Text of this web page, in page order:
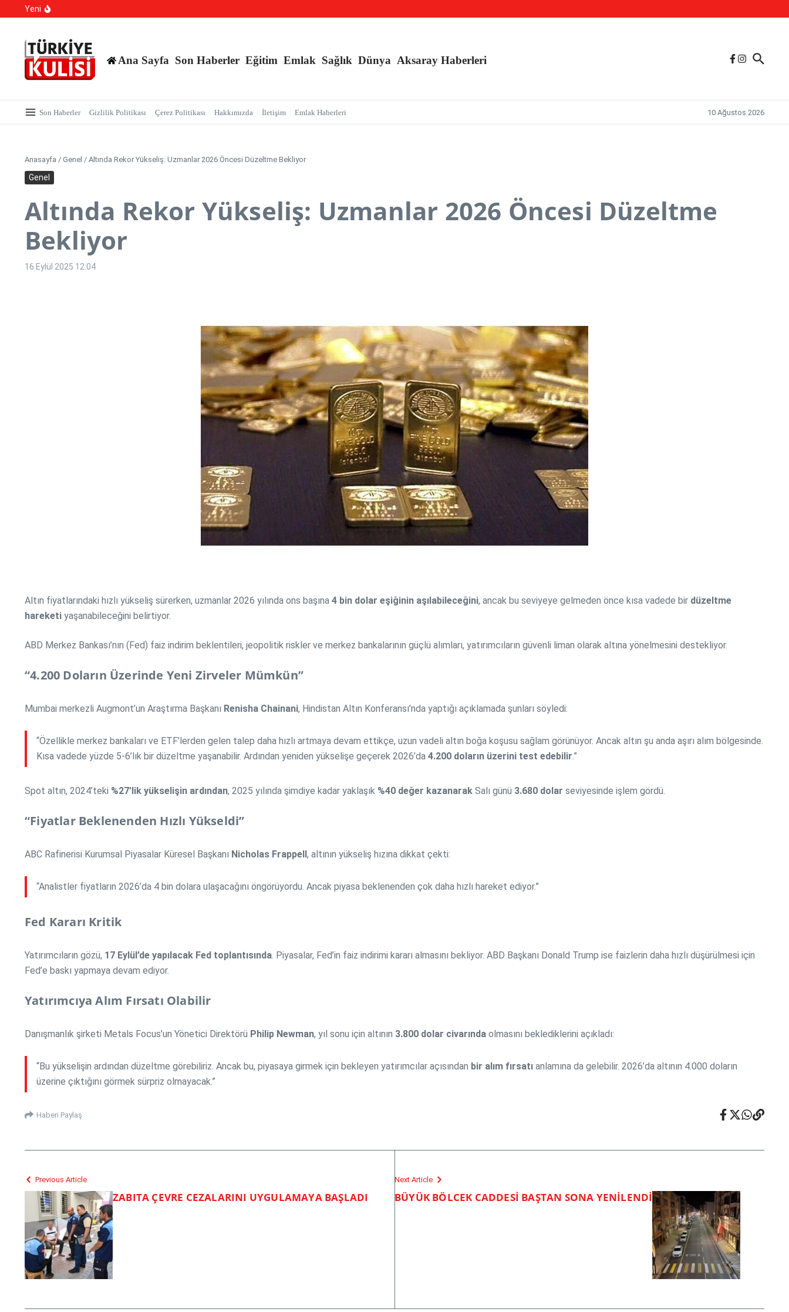
İçeriğe atla
Yeni
Yasa Dışı Bahis suçlarına yönelik yürütülen çalışmalar kapsamında, MASAK verileri üzerinde yapılan inceleme H.E isimli şahıs tutuklandı.
Ana Sayfa Son Haberler Eğitim Emlak Sağlık Dünya Aksaray Haberleri
Son Haberler Gizlilik Politikası Çerez Politikası Hakkımızda İletişim Emlak Haberleri 10 Ağustos 2026
Anasayfa / Genel / Altında Rekor Yükseliş: Uzmanlar 2026 Öncesi Düzeltme Bekliyor
Genel
Altında Rekor Yükseliş: Uzmanlar 2026 Öncesi Düzeltme
Bekliyor
16 Eylül 2025 12:04
Altın fiyatlarındaki hızlı yükseliş sürerken, uzmanlar 2026 yılında ons başına 4 bin dolar eşiğinin aşılabileceğini, ancak bu seviyeye gelmeden önce kısa vadede bir düzeltme
hareketi yaşanabileceğini belirtiyor.
ABD Merkez Bankası’nın (Fed) faiz indirim beklentileri, jeopolitik riskler ve merkez bankalarının güçlü alımları, yatırımcıların güvenli liman olarak altına yönelmesini destekliyor.
“4.200 Doların Üzerinde Yeni Zirveler Mümkün”
Mumbai merkezli Augmont’un Araştırma Başkanı Renisha Chainani, Hindistan Altın Konferansı’nda yaptığı açıklamada şunları söyledi:
“Özellikle merkez bankaları ve ETF’lerden gelen talep daha hızlı artmaya devam ettikçe, uzun vadeli altın boğa koşusu sağlam görünüyor. Ancak altın şu anda aşırı alım bölgesinde.
Kısa vadede yüzde 5-6’lık bir düzeltme yaşanabilir. Ardından yeniden yükselişe geçerek 2026’da 4.200 doların üzerini test edebilir.”
Spot altın, 2024’teki %27’lik yükselişin ardından, 2025 yılında şimdiye kadar yaklaşık %40 değer kazanarak Salı günü 3.680 dolar seviyesinde işlem gördü.
“Fiyatlar Beklenenden Hızlı Yükseldi”
ABC Rafinerisi Kurumsal Piyasalar Küresel Başkanı Nicholas Frappell, altının yükseliş hızına dikkat çekti:
“Analistler fiyatların 2026’da 4 bin dolara ulaşacağını öngörüyordu. Ancak piyasa beklenenden çok daha hızlı hareket ediyor.”
Fed Kararı Kritik
Yatırımcıların gözü, 17 Eylül’de yapılacak Fed toplantısında. Piyasalar, Fed’in faiz indirimi kararı almasını bekliyor. ABD Başkanı Donald Trump ise faizlerin daha hızlı düşürülmesi için
Fed’e baskı yapmaya devam ediyor.
Yatırımcıya Alım Fırsatı Olabilir
Danışmanlık şirketi Metals Focus’un Yönetici Direktörü Philip Newman, yıl sonu için altının 3.800 dolar civarında olmasını beklediklerini açıkladı:
“Bu yükselişin ardından düzeltme görebiliriz. Ancak bu, piyasaya girmek için bekleyen yatırımcılar açısından bir alım fırsatı anlamına da gelebilir. 2026’da altının 4.000 doların
üzerine çıktığını görmek sürpriz olmayacak.”
Haberi Paylaş
Previous Article
ZABITA ÇEVRE CEZALARINI UYGULAMAYA BAŞLADI
Next Article
BÜYÜK BÖLCEK CADDESİ BAŞTAN SONA YENİLENDİ